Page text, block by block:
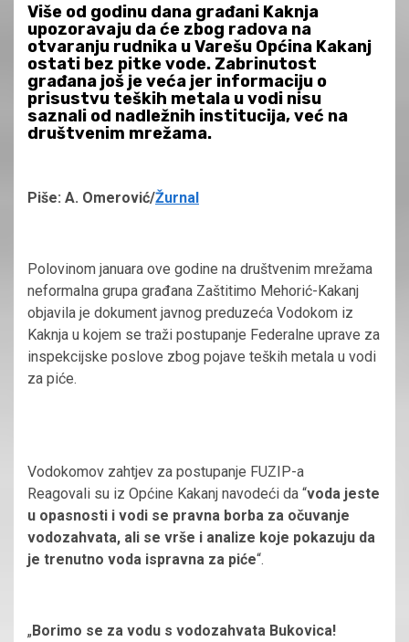
Više od godinu dana građani Kaknja
upozoravaju da će zbog radova na
otvaranju rudnika u Varešu Općina Kakanj
ostati bez pitke vode. Zabrinutost
građana još je veća jer informaciju o
prisustvu teških metala u vodi nisu
saznali od nadležnih institucija, već na
društvenim mrežama.
Piše: A. Omerović/Žurnal
Polovinom januara ove godine na društvenim mrežama
neformalna grupa građana Zaštitimo Mehorić-Kakanj
objavila je dokument javnog preduzeća Vodokom iz
Kaknja u kojem se traži postupanje Federalne uprave za
inspekcijske poslove zbog pojave teških metala u vodi
za piće.
Vodokomov zahtjev za postupanje FUZIP-a
Reagovali su iz Općine Kakanj navodeći da “voda jeste
u opasnosti i vodi se pravna borba za očuvanje
vodozahvata, ali se vrše i analize koje pokazuju da
je trenutno voda ispravna za piće“.
„Borimo se za vodu s vodozahvata Bukovica!